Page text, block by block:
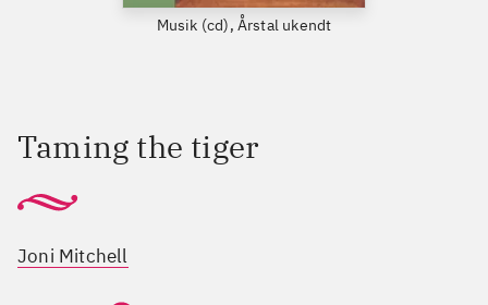
Musik (cd), Årstal ukendt
Taming the tiger
Joni Mitchell